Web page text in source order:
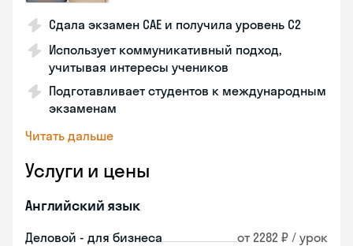
Сдала экзамен CAE и получила уровень С2
Использует коммуникативный подход,
учитывая интересы учеников
Подготавливает студентов к международным
экзаменам
Читать дальше
Услуги и цены
Английский язык
Деловой - для бизнеса от 2282 ₽ / урок